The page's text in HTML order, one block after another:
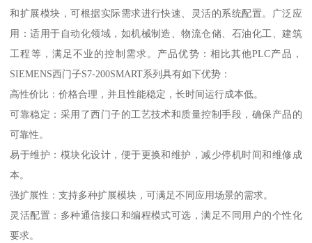
和扩展模块，可根据实际需求进行快速、灵活的系统配置。广泛应
用：适用于自动化领域，如机械制造、物流仓储、石油化工、建筑
工程等，满足不业的控制需求。产品优势：相比其他PLC产品，
SIEMENS西门子S7-200SMART系列具有如下优势：
高性价比：价格合理，并且性能稳定，长时间运行成本低。
可靠稳定：采用了西门子的工艺技术和质量控制手段，确保产品的
可靠性。
易于维护：模块化设计，便于更换和维护，减少停机时间和维修成
本。
强扩展性：支持多种扩展模块，可满足不同应用场景的需求。
灵活配置：多种通信接口和编程模式可选，满足不同用户的个性化
要求。